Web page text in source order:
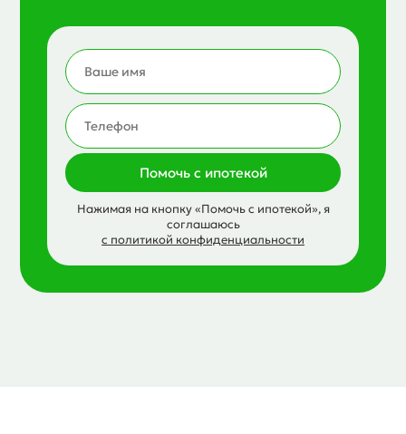
Помочь с ипотекой
Нажимая на кнопку «Помочь с ипотекой», я
соглашаюсь
с политикой конфиденциальности